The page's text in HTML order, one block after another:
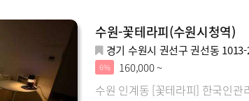
수원-꽃테라피(수원시청역)
경기 수원시 권선구 권선동 1013-
6% 160,000 ~
수원 인계동 [꽃테라피] 한국인